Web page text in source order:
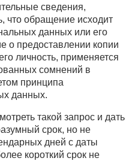
сведения,
что обращение исходит
данных или его
о предоставлении копии
личность, применяется
сомнений в
принципа
данных.
такой запрос и дать
срок, но не
дней с даты
короткий срок не